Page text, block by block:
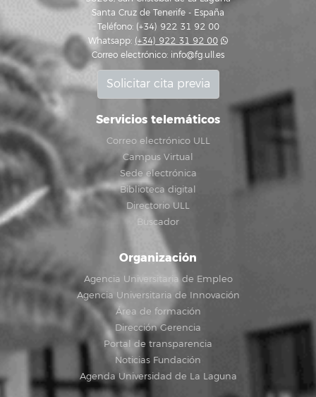
Santa Cruz de Tenerife - España
Teléfono: (+34) 922 31 92 00
Whatsapp: (+34) 922 31 92 00
Correo electrónico: info@fg.ull.es
Solicitar cita previa
Servicios telemáticos
Correo electrónico ULL
Campus Virtual
Sede electrónica
Biblioteca digital
Directorio ULL
Buscador
Organización
Agencia Universitaria de Empleo
Agencia Universitaria de Innovación
Área de formación
Dirección Gerencia
Portal de transparencia
Noticias Fundación
Agenda Universidad de La Laguna